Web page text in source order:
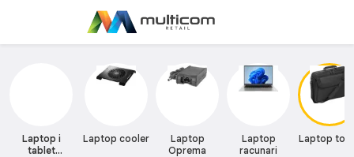
Laptop i
tablet
Laptop cooler
Laptop
Oprema
Laptop
racunari
Laptop